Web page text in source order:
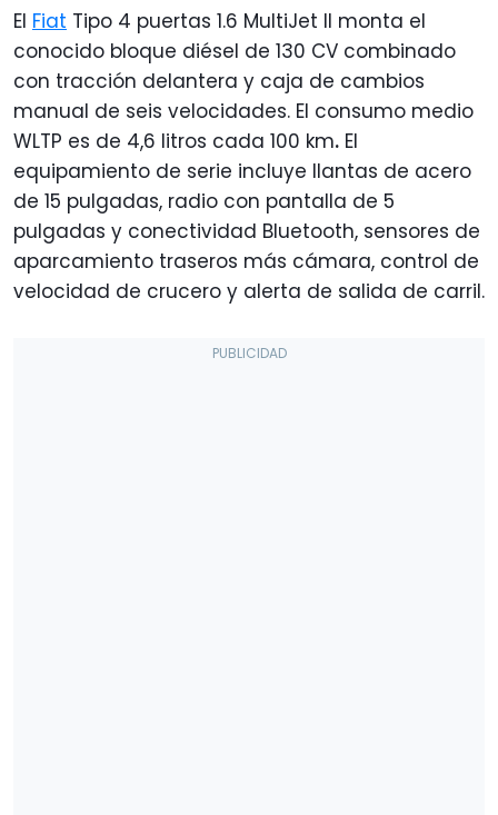
El Fiat Tipo 4 puertas 1.6 MultiJet II monta el
conocido bloque diésel de 130 CV combinado
con tracción delantera y caja de cambios
manual de seis velocidades. El consumo medio
WLTP es de 4,6 litros cada 100 km. El
equipamiento de serie incluye llantas de acero
de 15 pulgadas, radio con pantalla de 5
pulgadas y conectividad Bluetooth, sensores de
aparcamiento traseros más cámara, control de
velocidad de crucero y alerta de salida de carril.